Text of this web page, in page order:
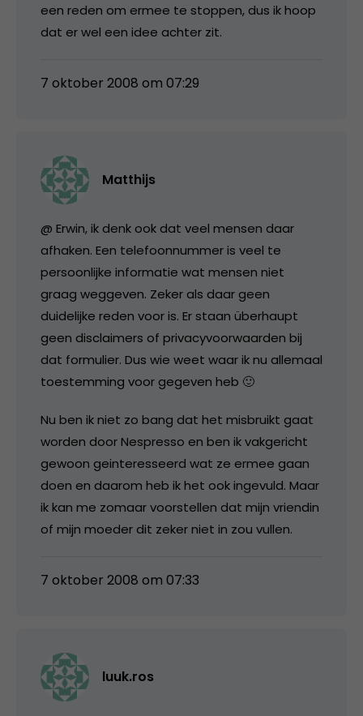
een reden om ermee te stoppen, dus ik hoop
dat er wel een idee achter zit.
7 oktober 2008 om 07:29
Matthijs
@ Erwin, ik denk ook dat veel mensen daar
afhaken. Een telefoonnummer is veel te
persoonlijke informatie wat mensen niet
graag weggeven. Zeker als daar geen
duidelijke reden voor is. Er staan überhaupt
geen disclaimers of privacyvoorwaarden bij
dat formulier. Dus wie weet waar ik nu allemaal
toestemming voor gegeven heb 🙂
Nu ben ik niet zo bang dat het misbruikt gaat
worden door Nespresso en ben ik vakgericht
gewoon geinteresseerd wat ze ermee gaan
doen en daarom heb ik het ook ingevuld. Maar
ik kan me zomaar voorstellen dat mijn vriendin
of mijn moeder dit zeker niet in zou vullen.
7 oktober 2008 om 07:33
luuk.ros